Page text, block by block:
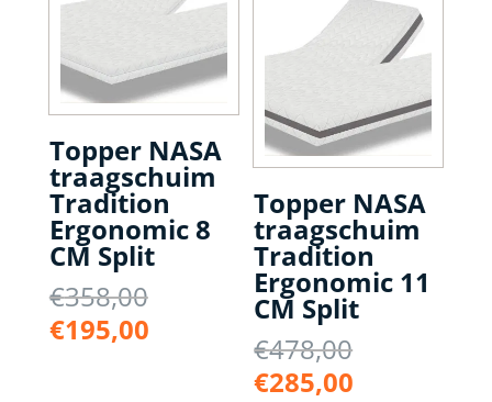
Topper NASA
traagschuim
Tradition
Ergonomic 8
CM Split
€358,00Oorspronkelijke
prijs
€195,00Huidige
Topper NASA
traagschuim
Tradition
Ergonomic 11
CM Split
€478,00
prijs
€285,00